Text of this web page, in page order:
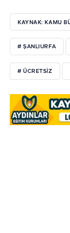
KAYNAK: KAMU
# ŞANLIURFA
# ÜCRETSİZ